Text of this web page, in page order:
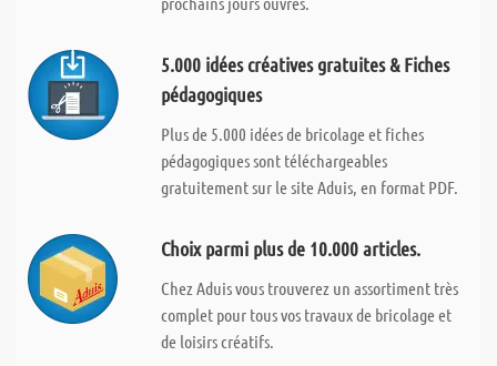
5.000 idées créatives gratuites & Fiches
pédagogiques
Plus de 5.000 idées de bricolage et fiches
pédagogiques sont téléchargeables
gratuitement sur le site Aduis, en format PDF.
Choix parmi plus de 10.000 articles.
Chez Aduis vous trouverez un assortiment très
complet pour tous vos travaux de bricolage et
de loisirs créatifs.